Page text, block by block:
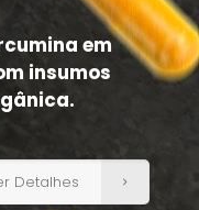
em
insumos
Detalhes